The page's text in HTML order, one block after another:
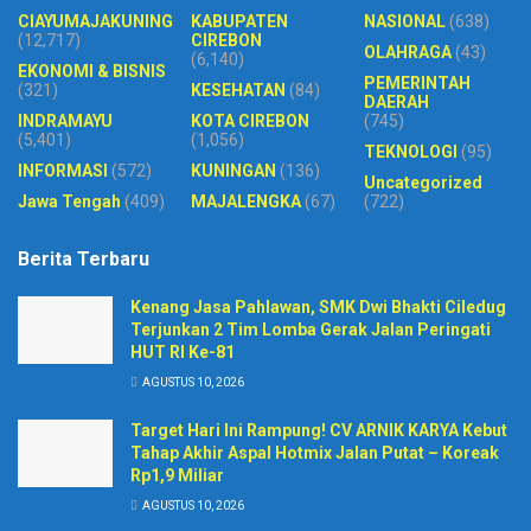
CIAYUMAJAKUNING
(12,717)
EKONOMI & BISNIS
(321)
INDRAMAYU
(5,401)
INFORMASI (572)
Jawa Tengah (409)
KABUPATEN
CIREBON
(6,140)
KESEHATAN (84)
KOTA CIREBON
(1,056)
KUNINGAN (136)
MAJALENGKA(67)
NASIONAL(638)
OLAHRAGA(43)
PEMERINTAH
DAERAH
(745)
TEKNOLOGI (95)
Uncategorized
(722)
Berita Terbaru
Kenang Jasa Pahlawan, SMK Dwi Bhakti Ciledug
Terjunkan 2 Tim Lomba Gerak Jalan Peringati
HUT RI Ke-81
AGUSTUS 10, 2026
Target Hari Ini Rampung! CV ARNIK KARYA Kebut
Tahap Akhir Aspal Hotmix Jalan Putat – Koreak
Rp1,9 Miliar
AGUSTUS 10, 2026